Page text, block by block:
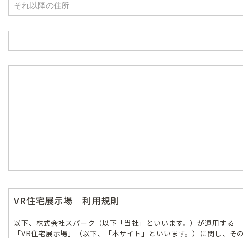
VR住宅展示場 利用規則
以下、株式会社スパーク（以下「当社」といいます。）が運用する
「VR住宅展示場」（以下、「本サイト」といいます。）に関し、その